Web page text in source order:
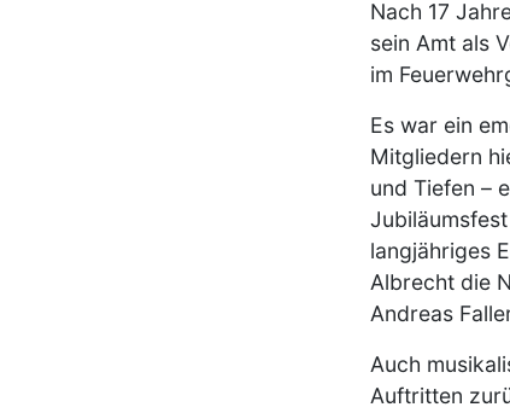
Nach 17
sein Amt als
im
Es war ein
Mitgliedern
und Tiefen –
langjähriges
Albrecht die
Andreas
Auch
Auftritten